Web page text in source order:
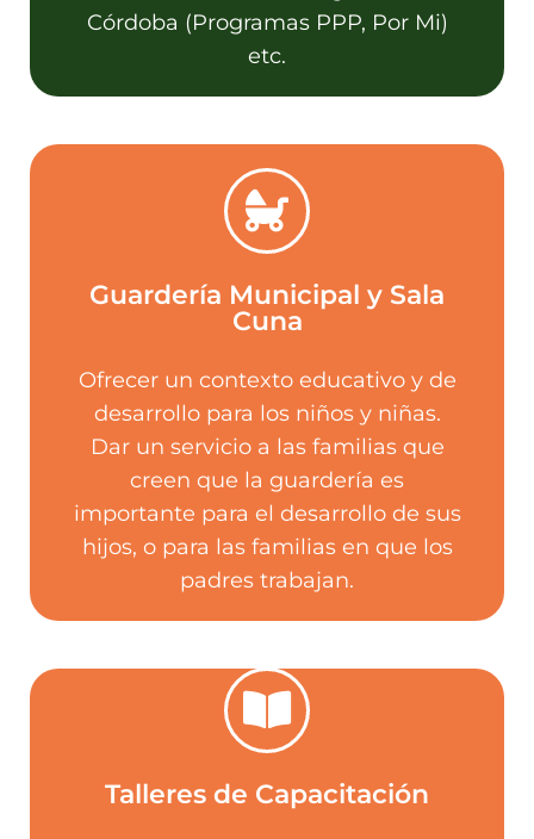
Córdoba (Programas PPP, Por Mi)
etc.
Guardería Municipal y Sala
Cuna
Ofrecer un contexto educativo y de
desarrollo para los niños y niñas.
Dar un servicio a las familias que
creen que la guardería es
importante para el desarrollo de sus
hijos, o para las familias en que los
padres trabajan.
Juan B. Bustos 80
Talleres de Capacitación